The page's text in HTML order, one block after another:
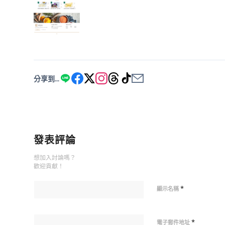
分享到...
發表評論
想加入討論嗎？
歡迎貢獻！
顯示名稱 *
電子郵件地址 *